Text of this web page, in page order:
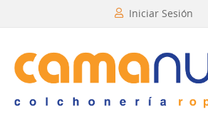
Iniciar Sesión